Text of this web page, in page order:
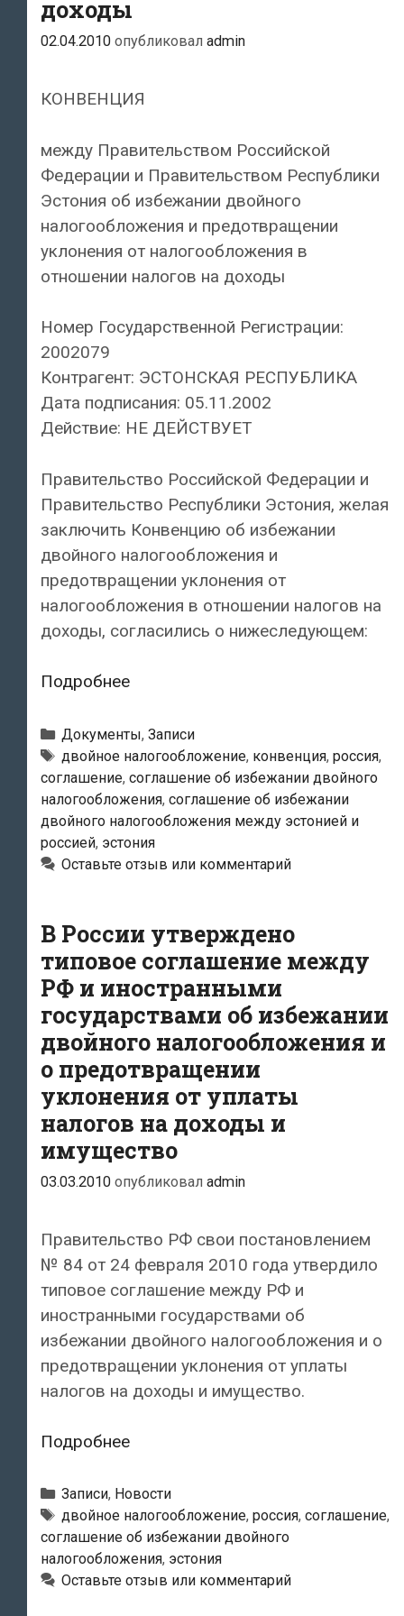
доходы
02.04.2010 опубликовал admin
КОНВЕНЦИЯ
между Правительством Российской
Федерации и Правительством Республики
Эстония об избежании двойного
налогообложения и предотвращении
уклонения от налогообложения в
отношении налогов на доходы
Номер Государственной Регистрации:
2002079
Контрагент: ЭСТОНСКАЯ РЕСПУБЛИКА
Дата подписания: 05.11.2002
Действие: НЕ ДЕЙСТВУЕТ
Правительство Российской Федерации и
Правительство Республики Эстония, желая
заключить Конвенцию об избежании
двойного налогообложения и
предотвращении уклонения от
налогообложения в отношении налогов на
доходы, согласились о нижеследующем:
ПодробнееКонвенция
Правительством
Российской
Федерации
и
Правительством
Республики
избежании
двойного
налогообложения
и
предотвращении
от
налогообложения
в
отношении
налогов
доходы
Рубрики
Документы, Записи
Метки
двойное налогообложение, конвенция, россия,
соглашение, соглашение об избежании двойного
налогообложения, соглашение об избежании
двойного налогообложения между эстонией и
россией, эстония
Оставьте отзыв или комментарий
В России утверждено
типовое соглашение между
РФ и иностранными
государствами об избежании
двойного налогообложения и
о предотвращении
уклонения от уплаты
налогов на доходы и
имущество
03.03.2010 опубликовал admin
Правительство РФ свои постановлением
№ 84 от 24 февраля 2010 года утвердило
типовое соглашение между РФ и
иностранными государствами об
избежании двойного налогообложения и о
предотвращении уклонения от уплаты
налогов на доходы и имущество.
ПодробнееВ
утверждено
типовое
соглашение
между
РФ
Рубрики
Записи, Новости
Метки
двойное налогообложение, россия, соглашение,
соглашение об избежании двойного
налогообложения, эстония
Оставьте отзыв или комментарий